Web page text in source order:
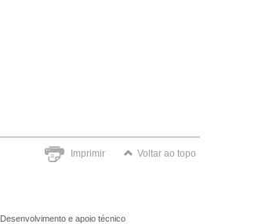
Imprimir Voltar ao topo
Desenvolvimento e apoio técnico